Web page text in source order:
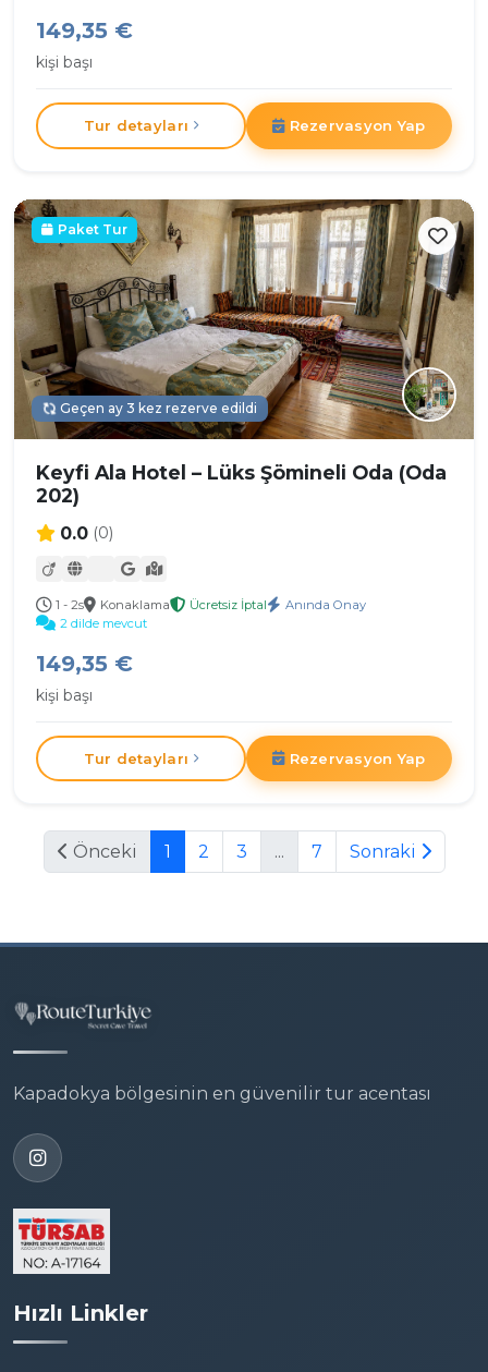
149,35 €
kişi başı
Tur detayları Rezervasyon Yap
Paket Tur
Geçen ay 3 kez rezerve edildi
Keyfi Ala Hotel – Lüks Şömineli Oda (Oda
202)
0.0 (0)
1 - 2s Konaklama Ücretsiz İptal
Anında Onay
2 dilde mevcut
149,35 €
kişi başı
Tur detayları Rezervasyon Yap
Önceki 1 2 3 ... 7 Sonraki
Kapadokya bölgesinin en güvenilir tur acentası
Hızlı Linkler